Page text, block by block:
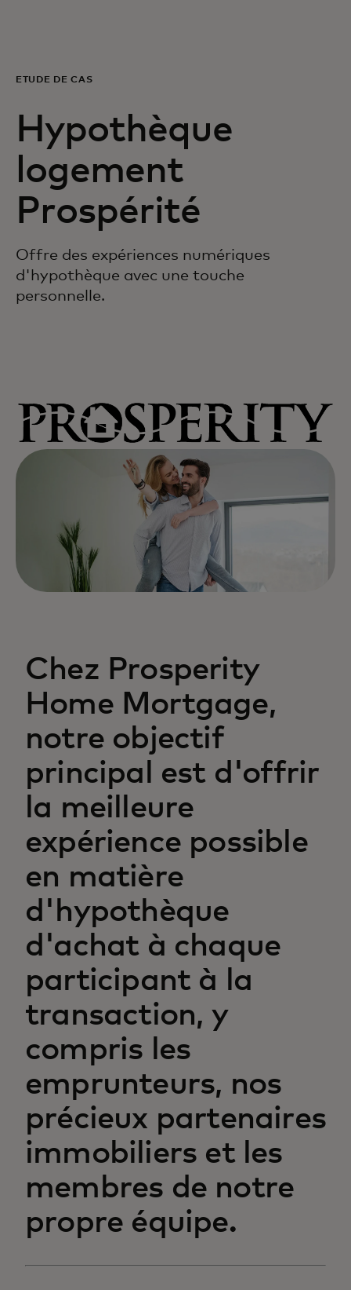
Pour les professionnels
Pour le monde
Pour les innovateurs
Actualités et tendances
ÉTUDE DE CAS
Hypothèque
logement
Prospérité
Offre des expériences numériques
d'hypothèque avec une touche
personnelle.
Chez Prosperity
Home Mortgage,
notre objectif
principal est d'offrir
la meilleure
expérience possible
en matière
d'hypothèque
d'achat à chaque
participant à la
transaction, y
compris les
emprunteurs, nos
précieux partenaires
immobiliers et les
membres de notre
propre équipe.